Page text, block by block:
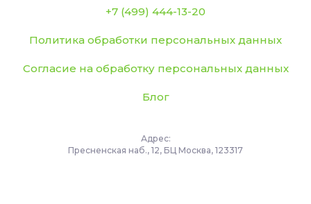
+7 (499) 444-13-20
Политика обработки персональных данных
Согласие на обработку персональных данных
Блог
Адрес:
Пресненская наб., 12, БЦ Москва, 123317